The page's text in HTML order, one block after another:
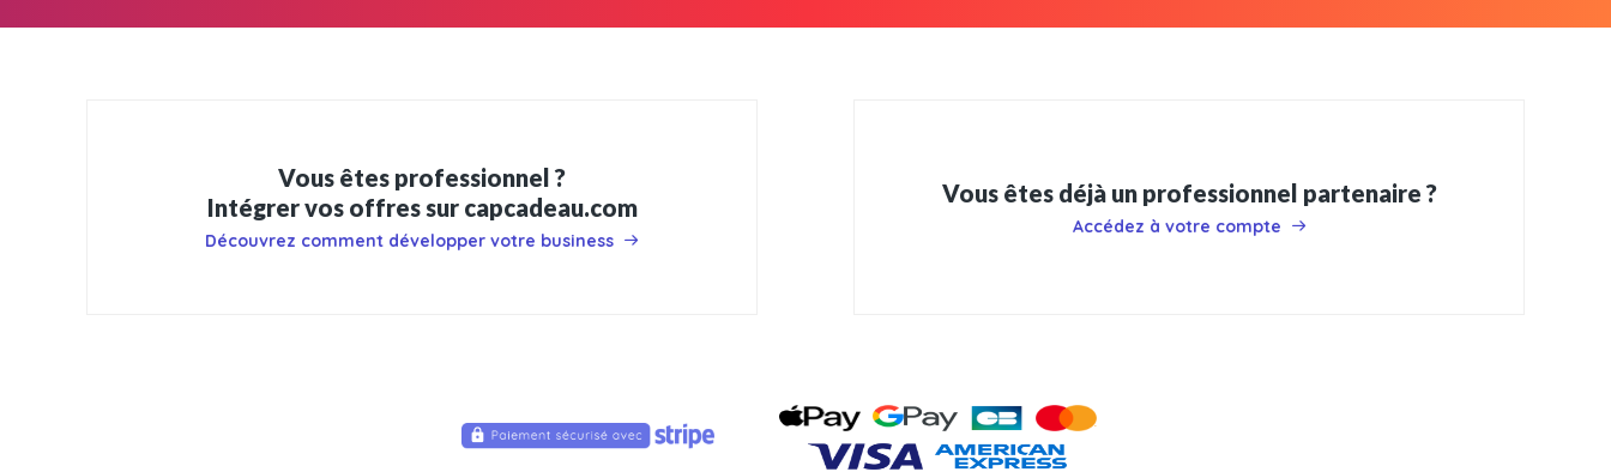
Vous êtes professionnel ?
Intégrer vos offres sur capcadeau.com
Découvrez comment développer votre business
Vous êtes déjà un professionnel partenaire ?
Accédez à votre compte